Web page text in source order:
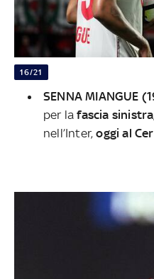
16/21
SENNA MIANGUE
per lafascia sinistra
nell’Inter, oggi al